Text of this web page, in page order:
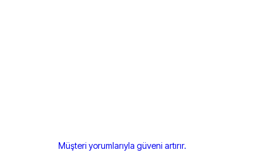
Müşteri yorumlarıyla güveni artırır.